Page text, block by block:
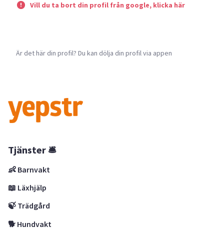
Vill du ta bort din profil från google, klicka här
Är det här din profil? Du kan dölja din profil via appen
Tjänster 🛎
👶 Barnvakt
📖 Läxhjälp
🍃 Trädgård
🐕 Hundvakt